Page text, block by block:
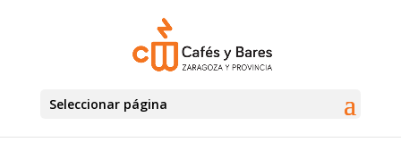
Seleccionar página